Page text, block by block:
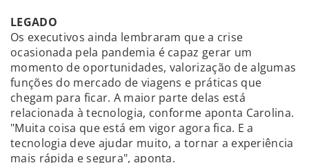
LEGADO
Os executivos ainda lembraram que a crise
ocasionada pela pandemia é capaz gerar um
momento de oportunidades, valorização de algumas
funções do mercado de viagens e práticas que
chegam para ficar. A maior parte delas está
relacionada à tecnologia, conforme aponta Carolina.
"Muita coisa que está em vigor agora fica. E a
tecnologia deve ajudar muito, a tornar a experiência
mais rápida e segura", aponta.